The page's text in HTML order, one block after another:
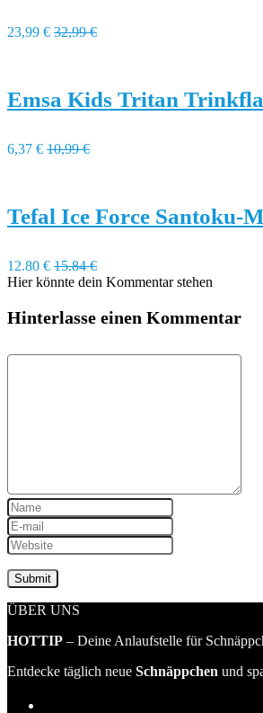
23,99 € 32,99 €
Emsa Kids Tritan
6,37 € 10,99 €
Tefal Ice Force Santoku-
12.80 € 15.84 €
Hier könnte dein Kommentar stehen
Hinterlasse einen Kommentar
ÜBER UNS
HOTTIP – Deine Anlaufstelle für
Entdecke täglich neue Schnäppchen und